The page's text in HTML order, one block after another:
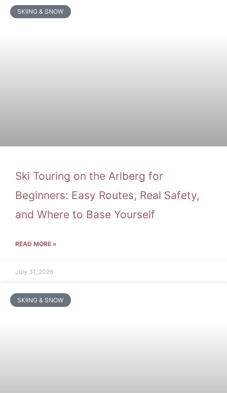
SKIING & SNOW
Ski Touring on the Arlberg for
Beginners: Easy Routes, Real Safety,
and Where to Base Yourself
READ MORE »
July 31, 2026
SKIING & SNOW